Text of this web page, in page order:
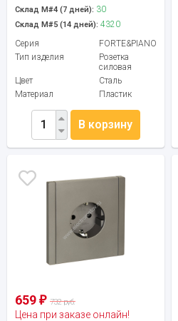
Склад М#4 (7 дней): 30
Склад М#5 (14 дней): 4320
Серия
FORTE&PIANO
Тип изделия
Розетка
силовая
Цвет
Сталь
Материал
Пластик
В корзину
659 ₽ 732 руб.
Цена при заказе онлайн!